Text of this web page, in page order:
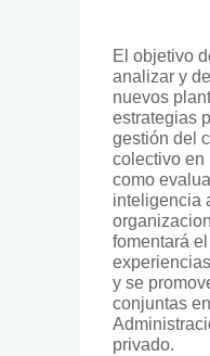
El objetivo
analizar y
nuevos
estrategias
gestión del
colectivo en
como
inteligencia
fomentará
y se
conjuntas
privado.